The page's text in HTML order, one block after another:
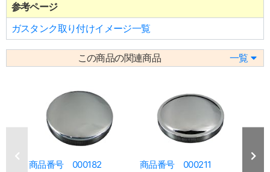
参考ページ
ガスタンク取り付けイメージ一覧
この商品の関連商品 一覧
商品番号 000182 商品番号 000211